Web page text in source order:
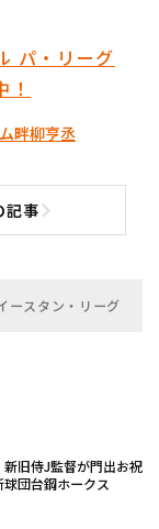
パ・リーグ
畔柳亨丞
記事
次の記事へ
ースタン・リーグ
新旧侍J監督が門出お祝
団台鋼ホークス